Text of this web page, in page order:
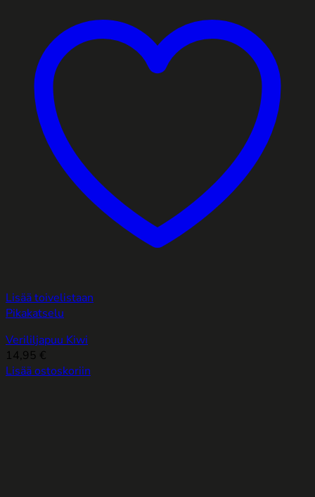
Lisää toivelistaan
Pikakatselu
Verililjapuu Kiwi
14,95 €
Lisää ostoskoriin